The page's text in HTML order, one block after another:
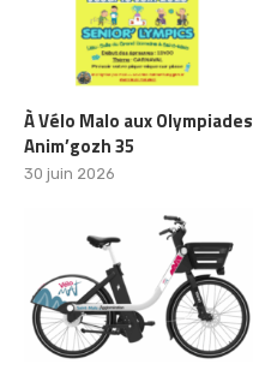
À Vélo Malo aux Olympiades
Anim’gozh 35
30 juin 2026